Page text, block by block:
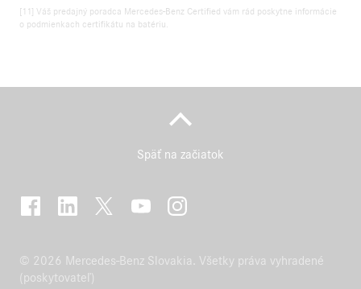
[11] Váš predajný poradca Mercedes-Benz Certified vám rád poskytne informácie
o podmienkach certifikátu na batériu.
Späť na začiatok
© 2026 Mercedes-Benz Slovakia. Všetky práva vyhradené
(poskytovateľ)